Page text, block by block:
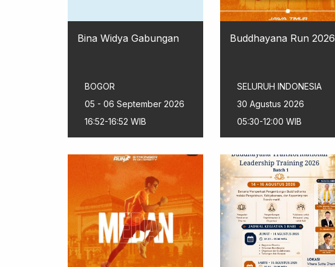
Bina Widya Gabungan
BOGOR
05 - 06 September 2026
16:52-16:52 WIB
Buddhayana Run 2026
SELURUH INDONESIA
30 Agustus 2026
05:30-12:00 WIB